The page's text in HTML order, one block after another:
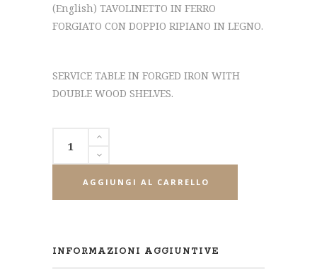
(English) TAVOLINETTO IN FERRO
FORGIATO CON DOPPIO RIPIANO IN LEGNO.
SERVICE TABLE IN FORGED IRON WITH
DOUBLE WOOD SHELVES.
AGGIUNGI AL CARRELLO
INFORMAZIONI AGGIUNTIVE